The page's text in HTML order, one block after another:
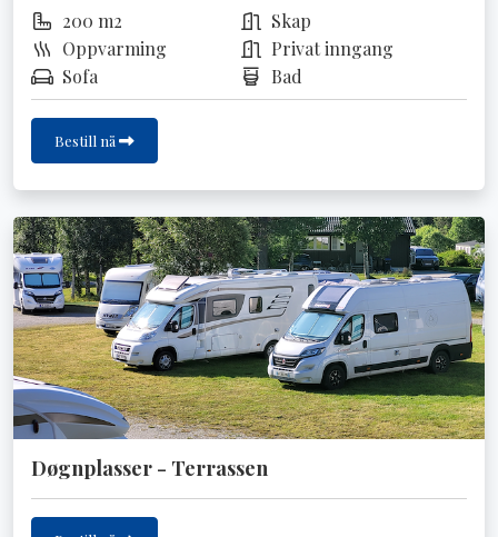
200 m2
Skap
Oppvarming
Privat inngang
Sofa
Bad
Bestill nå
Døgnplasser - Terrassen